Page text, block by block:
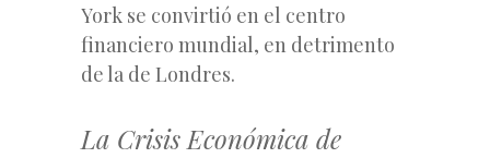
York se convirtió en el centro
financiero mundial, en detrimento
de la de Londres.
La Crisis Económica de